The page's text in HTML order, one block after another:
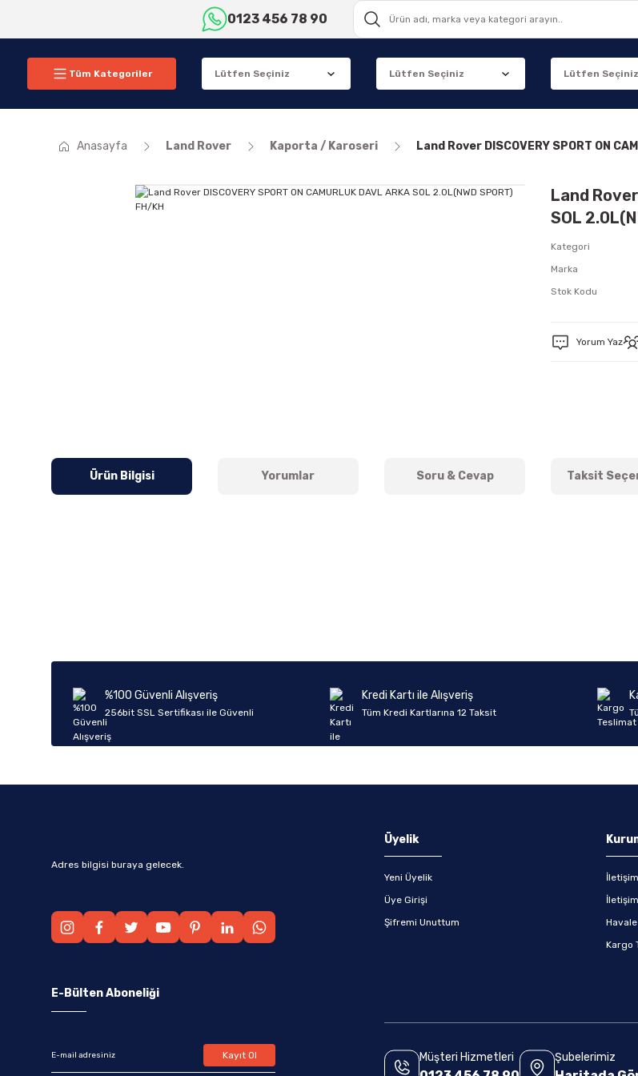
0123 456 78 90
Tüm Kategoriler
Anasayfa Land Rover Kaporta / Karoseri Land Rover DISCOVERY SPORT ON
Land Rover
SOL
Kategori
Marka
Stok Kodu
Yorum Yaz
Ürün Bilgisi Yorumlar Soru & Cevap Taksit
Ürün fiyatı diğer sitelerden daha pahalı.
Bu ürüne benzer farklı alternatifler olmalı.
%100 Güvenli Alışveriş
256bit SSL Sertifikası ile Güvenli
Kredi Kartı ile Alışveriş
Tüm Kredi Kartlarına 12 Taksit
Adres bilgisi buraya gelecek.
Üyelik
Yeni Üyelik
Üye Girişi
Şifremi Unuttum
İletişim
Kargo
E-Bülten Aboneliği
Kayıt Ol Müşteri Hizmetleri Şubelerimiz